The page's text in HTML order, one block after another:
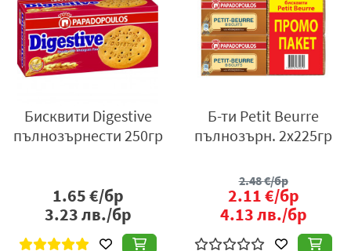
Бисквити Digestive
пълнозърнести 250гр
1.65€/бр
3.23лв./бр
Б-ти Petit Beurre
пълнозърн. 2х225гр
2.48€/бр
2.11€/бр
4.13лв./бр